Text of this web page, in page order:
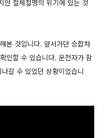
만 절체절명의 위기에 있는 것
본 것입니다. 앞서가던 승합차
인할 수 있습니다. 운전자가 잠
갈 수 있었던 상황이었습니